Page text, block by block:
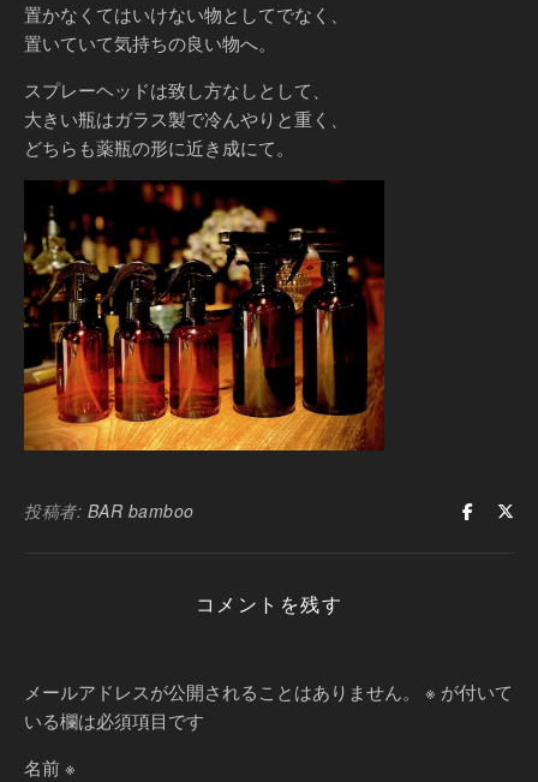
置かなくてはいけない物としてでなく、
置いていて気持ちの良い物へ。
スプレーヘッドは致し方なしとして、
大きい瓶はガラス製で冷んやりと重く、
どちらも薬瓶の形に近き成にて。
投稿者: BAR bamboo
コメントを残す
メールアドレスが公開されることはありません。 ※ が付いて
いる欄は必須項目です
名前※